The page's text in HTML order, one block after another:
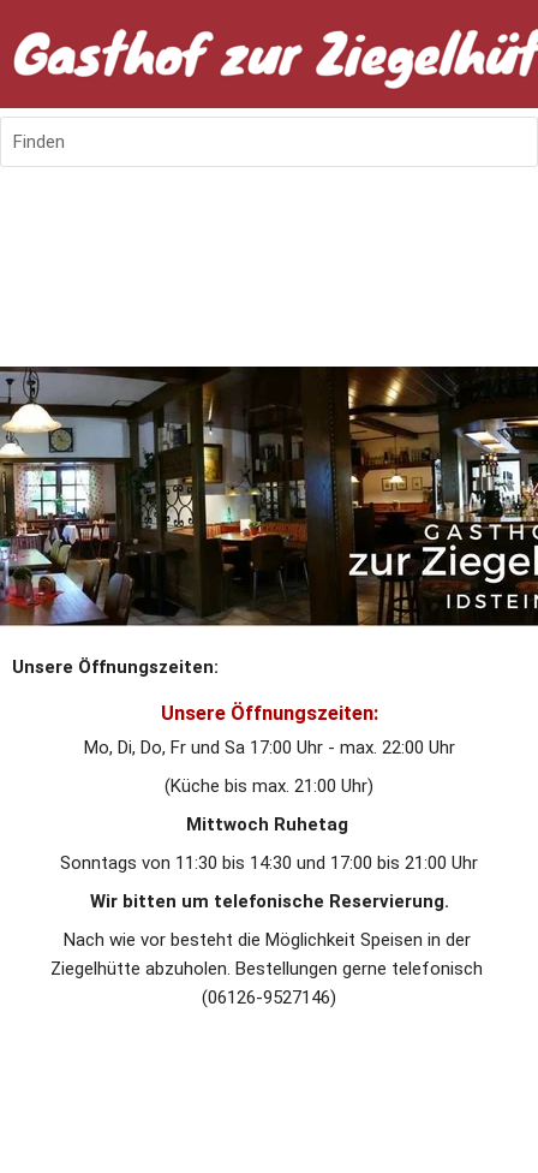
Finden
Unsere Öffnungszeiten:
Unsere Öffnungszeiten:
Mo, Di, Do, Fr und Sa 17:00 Uhr - max. 22:00 Uhr
(Küche bis max. 21:00 Uhr)
Mittwoch Ruhetag
Sonntags von 11:30 bis 14:30 und 17:00 bis 21:00 Uhr
Wir bitten um telefonische Reservierung.
Nach wie vor besteht die Möglichkeit Speisen in der
Ziegelhütte abzuholen. Bestellungen gerne telefonisch
(06126-9527146)